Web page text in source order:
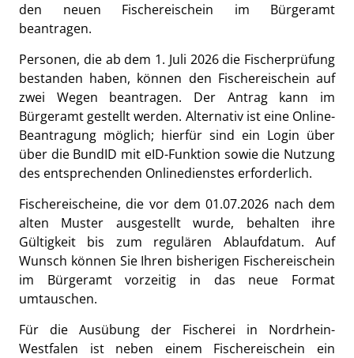
den neuen Fischereischein im Bürgeramt
beantragen.
Personen, die ab dem 1. Juli 2026 die Fischerprüfung
bestanden haben, können den Fischereischein auf
zwei Wegen beantragen. Der Antrag kann im
Bürgeramt gestellt werden. Alternativ ist eine Online-
Beantragung möglich; hierfür sind ein Login über
über die BundID mit eID-Funktion sowie die Nutzung
des entsprechenden Onlinedienstes erforderlich.
Fischereischeine, die vor dem 01.07.2026 nach dem
alten Muster ausgestellt wurde, behalten ihre
Gültigkeit bis zum regulären Ablaufdatum. Auf
Wunsch können Sie Ihren bisherigen Fischereischein
im Bürgeramt vorzeitig in das neue Format
umtauschen.
Für die Ausübung der Fischerei in Nordrhein-
Westfalen ist neben einem Fischereischein ein